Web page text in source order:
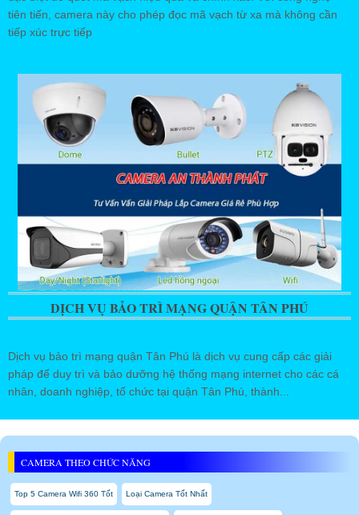
tiên tiến, camera này cho phép đọc mã vạch từ xa mà không cần
tiếp xúc trực tiếp
DỊCH VỤ BẢO TRÌ MẠNG QUẬN TÂN PHÚ
Dịch vụ bảo trì mạng quận Tân Phú là dịch vụ cung cấp các giải
pháp để duy trì và bảo dưỡng hệ thống mạng internet cho các cá
nhân, doanh nghiệp, tổ chức tại quận Tân Phú, thành...
CAMERA THEO CHỨC NĂNG
Top 5 Camera Wifi 360 Tốt Loại Camera Tốt Nhất